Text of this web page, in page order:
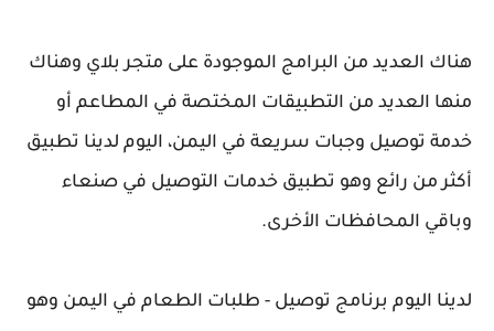
هناك العديد من البرامج الموجودة على متجر بلاي وهناك
منها العديد من التطبيقات المختصة في المطاعم أو
خدمة توصيل وجبات سريعة في اليمن، اليوم لدينا تطبيق
أكثر من رائع وهو تطبيق خدمات التوصيل في صنعاء
وباقي المحافظات الأخرى.
لدينا اليوم برنامج توصيل - طلبات الطعام في اليمن وهو